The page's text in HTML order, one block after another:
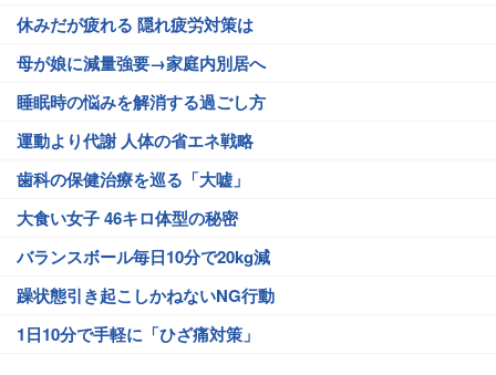
休みだが疲れる 隠れ疲労対策は
母が娘に減量強要→家庭内別居へ
睡眠時の悩みを解消する過ごし方
運動より代謝 人体の省エネ戦略
歯科の保健治療を巡る「大嘘」
大食い女子 46キロ体型の秘密
バランスボール毎日10分で20kg減
躁状態引き起こしかねないNG行動
1日10分で手軽に「ひざ痛対策」